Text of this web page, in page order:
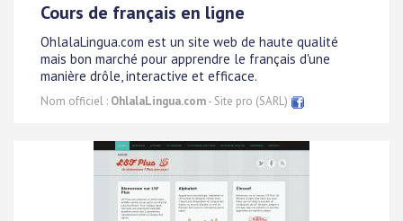
Cours de français en ligne
OhlalaLingua.com est un site web de haute qualité
mais bon marché pour apprendre le français d'une
manière drôle, interactive et efficace.
Nom officiel : OhlalaLingua.com- Site pro (SARL)